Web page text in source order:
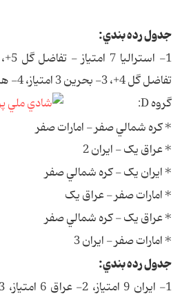
جدول رده بندي:
تفاضل گل 4+، 3- بحرين 3 امتياز، 4- هند بدون امتياز
گروه D:
* کره شمالي صفر - امارات صفر
* عراق يک - ايران 2
* ايران يک - کره شمالي صفر
* امارات صفر - عراق يک
* عراق يک - کره شمالي صفر
* امارات صفر - ايران 3
جدول رده بندي: